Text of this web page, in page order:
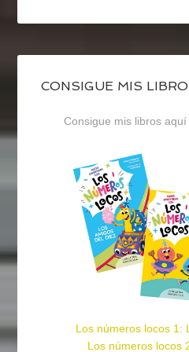
CONSIGUE MIS
Consigue mis libros
Los números locos 1:
Los números locos